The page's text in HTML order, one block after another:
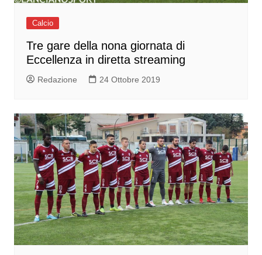
Calcio
Tre gare della nona giornata di
Eccellenza in diretta streaming
Redazione 24 Ottobre 2019